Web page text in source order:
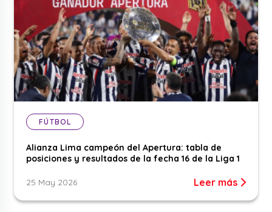
FÚTBOL
Alianza Lima campeón del Apertura: tabla de
posiciones y resultados de la fecha 16 de la Liga 1
25 May 2026 Leer más